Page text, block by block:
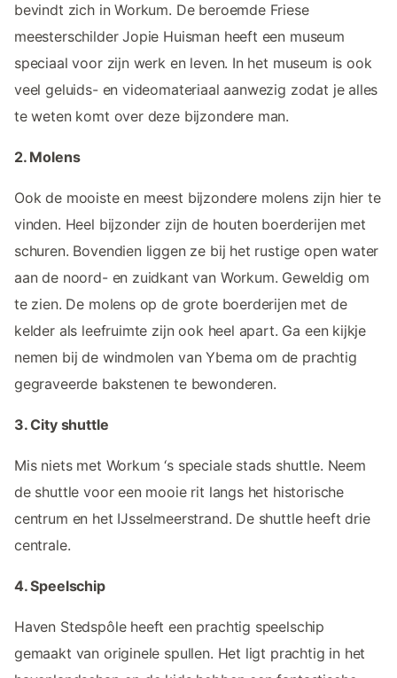
bevindt zich in Workum. De beroemde Friese
meesterschilder Jopie Huisman heeft een museum
speciaal voor zijn werk en leven. In het museum is ook
veel geluids- en videomateriaal aanwezig zodat je alles
te weten komt over deze bijzondere man.
2. Molens
Ook de mooiste en meest bijzondere molens zijn hier te
vinden. Heel bijzonder zijn de houten boerderijen met
schuren. Bovendien liggen ze bij het rustige open water
aan de noord- en zuidkant van Workum. Geweldig om
te zien. De molens op de grote boerderijen met de
kelder als leefruimte zijn ook heel apart. Ga een kijkje
nemen bij de windmolen van Ybema om de prachtig
gegraveerde bakstenen te bewonderen.
3. City shuttle
Mis niets met Workum ‘s speciale stads shuttle. Neem
de shuttle voor een mooie rit langs het historische
centrum en het IJsselmeerstrand. De shuttle heeft drie
centrale.
4. Speelschip
Haven Stedspôle heeft een prachtig speelschip
gemaakt van originele spullen. Het ligt prachtig in het